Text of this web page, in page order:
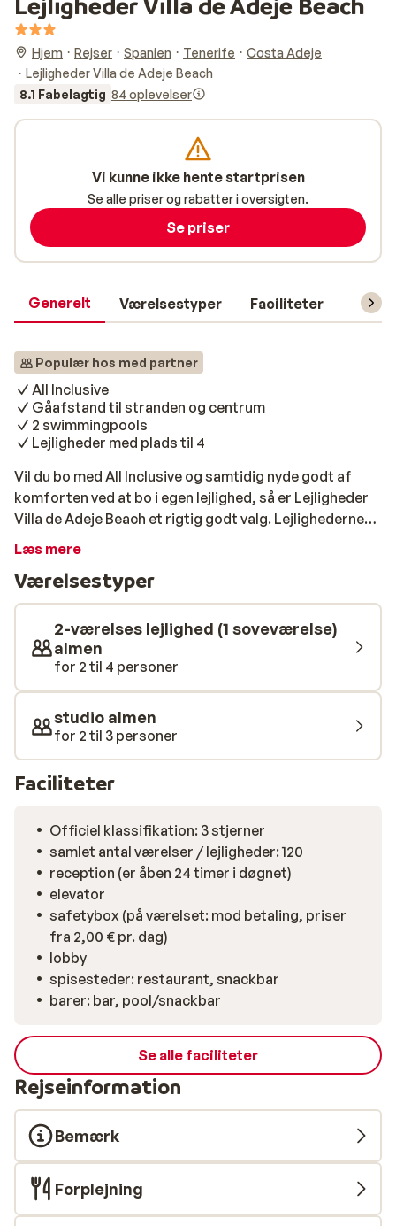
Hjem Rejser Spanien Tenerife
Costa Adeje
Lejligheder Villa de Adeje Beach
8.1 Fabelagtig 84 oplevelser
Generelt Værelsestyper Faciliteter
Populær hos med partner
All Inclusive
Gåafstand til stranden og centrum
2 swimmingpools
Lejligheder med plads til 4
Vil du bo med All Inclusive og samtidig nyde godt af
komforten ved at bo i egen lejlighed, så er Lejligheder
Villa de Adeje Beach et rigtig godt valg. Lejlighederne
ligger i gåafstand fra Costa Adejes dejlige sandstrand
tilbringe en afslappende dag ved stranden, slentre en
tur i byen og se på forretninger, eller om du vil blive på
hotellet og nyde dagen ved kanten af en af de to
swimmingpools. Hotellets underholdningsteam sørger
for underholdende aktiviteter for både børn og
voksne, og vil du være aktiv i løbet af ferien, findes her
både fitnessfaciliteter og en squashbane. Her er også
mulighed for at leje en cykel, hvis du vil ud og udforske
området. Villa de Adeje Beach består af 120 enkelt
møblerede lejligheder, som kan rumme op til 4
personer. Lejlighederne er indrettet med tekøkken
Beach serveres måltiderne i hotellets
buffetrestaurant, og i løbet af dagen har du adgang til
både snacks og drikkevarer. Lejligheder Villa de Adeje
Beach anbefales til både voksne og børnefamilier, som
vil bo i egen lejlighed med All Inclusive, når ferien går til
Tenerife.
Læs mere
Værelsestyper
2-værelses lejlighed (1 soveværelse)
almen
for 2 til 4 personer
studio almen
for 2 til 3 personer
Faciliteter
Officiel klassifikation: 3 stjerner
samlet antal værelser / lejligheder: 120
reception (er åben 24 timer i døgnet)
elevator
safetybox (på værelset: mod betaling, priser
fra 2,00 € pr. dag)
lobby
spisesteder: restaurant, snackbar
barer: bar, pool/snackbar
Se alle faciliteter
Rejseinformation
Bemærk
Forplejning
Vi kunne ikke hente startprisen
Se alle priser og rabatter i oversigten.
Se priser